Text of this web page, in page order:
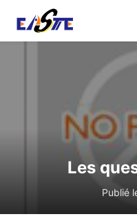
Les
Publié